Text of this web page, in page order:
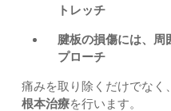
トレッチ
腱板の損傷には、周
プローチ
痛みを取り除くだけでなく、
根本治療を行います。